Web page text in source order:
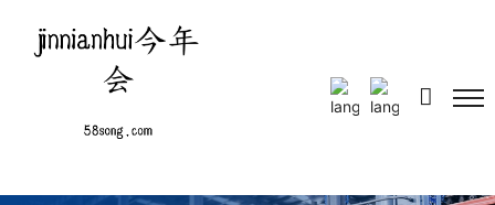
Select Language